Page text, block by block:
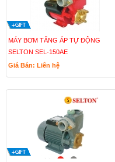
MÁY BƠM TĂNG ÁP TỰ ĐỘNG
SELTON SEL-150AE
Giá Bán: Liên hệ